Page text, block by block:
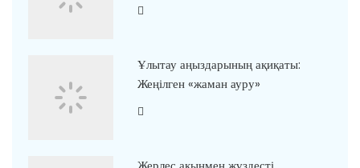
Ұлытау аңыздарының ақиқаты:
Жеңілген «жаман ауру»